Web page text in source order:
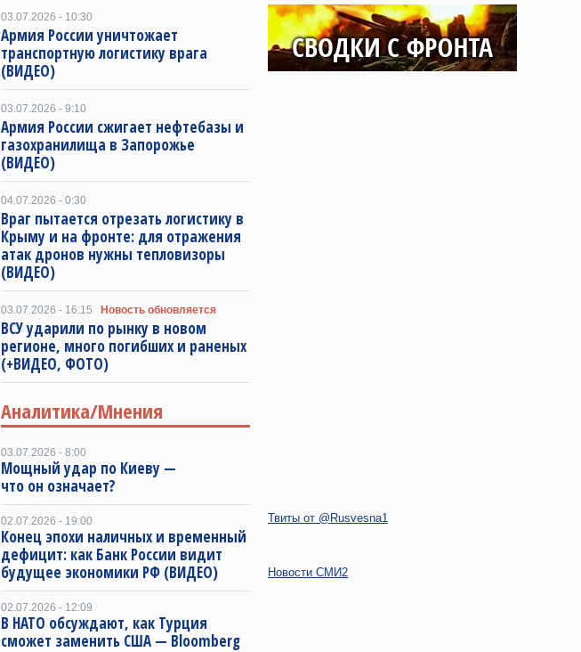
03.07.2026 - 10:30
Армия России уничтожает
транспортную логистику врага
(ВИДЕО)
03.07.2026 - 9:10
Армия России сжигает нефтебазы и
газохранилища в Запорожье
(ВИДЕО)
04.07.2026 - 0:30
Враг пытается отрезать логистику в
Крыму и на фронте: для отражения
атак дронов нужны тепловизоры
(ВИДЕО)
03.07.2026 - 16:15 Новость обновляется
ВСУ ударили по рынку в новом
регионе, много погибших и раненых
(+ВИДЕО, ФОТО)
Аналитика/Мнения
03.07.2026 - 8:00
Мощный удар по Киеву —
что он означает?
02.07.2026 - 19:00
Конец эпохи наличных и временный
дефицит: как Банк России видит
будущее экономики РФ (ВИДЕО)
02.07.2026 - 12:09
В НАТО обсуждают, как Турция
сможет заменить США — Bloomberg
Твиты от @Rusvesna1
Новости СМИ2